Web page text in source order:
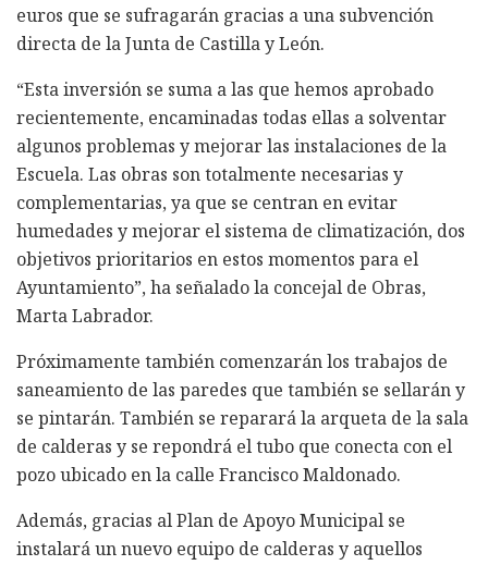
euros que se sufragarán gracias a una subvención
directa de la Junta de Castilla y León.
“Esta inversión se suma a las que hemos aprobado
recientemente, encaminadas todas ellas a solventar
algunos problemas y mejorar las instalaciones de la
Escuela. Las obras son totalmente necesarias y
complementarias, ya que se centran en evitar
humedades y mejorar el sistema de climatización, dos
objetivos prioritarios en estos momentos para el
Ayuntamiento”, ha señalado la concejal de Obras,
Marta Labrador.
Próximamente también comenzarán los trabajos de
saneamiento de las paredes que también se sellarán y
se pintarán. También se reparará la arqueta de la sala
de calderas y se repondrá el tubo que conecta con el
pozo ubicado en la calle Francisco Maldonado.
Además, gracias al Plan de Apoyo Municipal se
instalará un nuevo equipo de calderas y aquellos